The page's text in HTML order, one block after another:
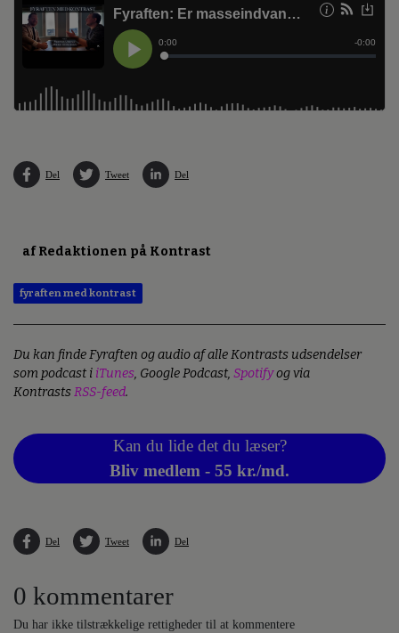
Del Tweet Del
af Redaktionen på Kontrast
fyraften med kontrast
Du kan finde Fyraften og audio af alle Kontrasts udsendelser
som podcast i iTunes, Google Podcast, Spotifyog via
KontrastsRSS-feed.
Kan du lide det du læser?
Bliv medlem - 55 kr./md.
Del Tweet Del
0 kommentarer
Du har ikke tilstrækkelige rettigheder til at kommentere